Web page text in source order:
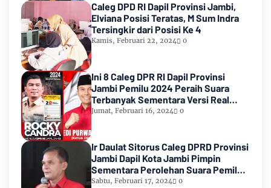
Caleg DPD RI Dapil Provinsi Jambi,
Elviana Posisi Teratas, M Sum Indra
Tersingkir dari Posisi Ke 4
Kamis, Februari 22, 2024 0
Ini 8 Caleg DPR RI Dapil Provinsi
Jambi Pemilu 2024 Peraih Suara
Terbanyak Sementara Versi Real
Count KPU RI
Jumat, Februari 16, 2024 0
Ir Daulat Sitorus Caleg DPRD Provinsi
Jambi Dapil Kota Jambi Pimpin
Sementara Perolehan Suara Pemilu
2024
Sabtu, Februari 17, 2024 0